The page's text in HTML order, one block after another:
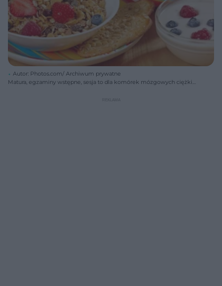
Autor: Photos.com/ Archiwum prywatne
Matura, egzaminy wstępne, sesja to dla komórek mózgowych ciężki